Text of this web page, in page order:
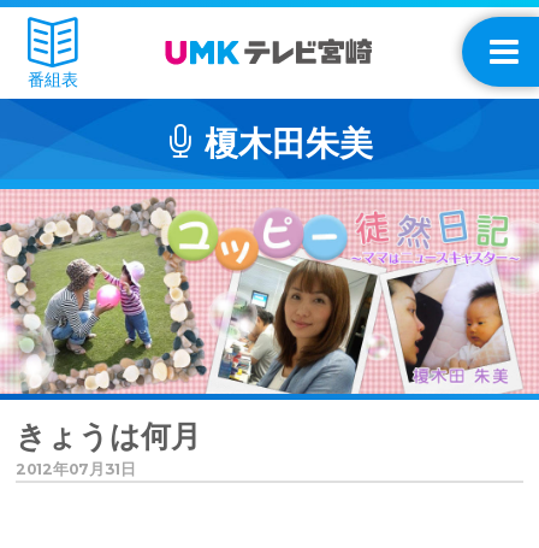
番組表
榎木田朱美
きょうは何月
2012年07月31日